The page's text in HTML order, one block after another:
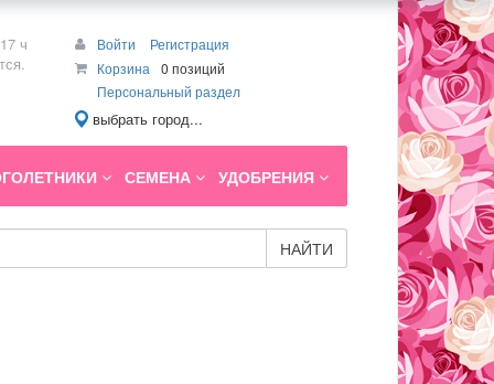
ч
Войти
Регистрация
Корзина
0 позиций
Персональный раздел
выбрать город...
СЕМЕНА УДОБРЕНИЯ
НАЙТИ